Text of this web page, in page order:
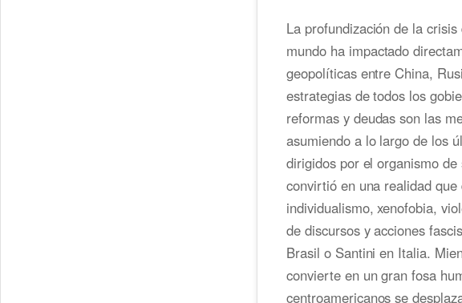
La profundización de la
mundo ha impactado
geopolíticas entre China,
estrategias de todos los
reformas y deudas son las
asumiendo a lo largo de los
dirigidos por el organismo
convirtió en una realidad
individualismo, xenofobia,
de discursos y acciones
Brasil o Santini en Italia.
convierte en un gran fosa
centroamericanos se